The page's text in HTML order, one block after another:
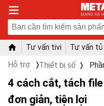
Tư vấn tivi Tư vấn tủ
Hỗ trợ
Thiết bị số
4 cách cắt, tách
đơn giản, tiện lợi